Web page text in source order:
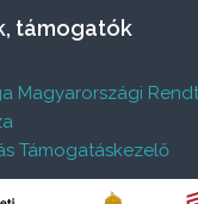
támogatók
Magyarországi
Támogatáskezelő